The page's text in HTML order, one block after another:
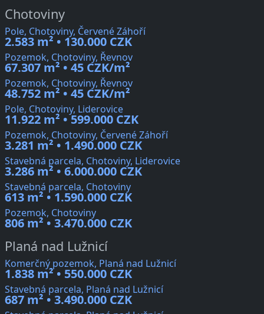
Chotoviny
Pole, Chotoviny, Červené Záhoří
2.583 m² • 130.000 CZK
Pozemok, Chotoviny, Řevnov
67.307 m² • 45 CZK/m²
Pozemok, Chotoviny, Řevnov
48.752 m² • 45 CZK/m²
Pole, Chotoviny, Liderovice
11.922 m² • 599.000 CZK
Pozemok, Chotoviny, Červené Záhoří
3.281 m² • 1.490.000 CZK
Stavebná parcela, Chotoviny, Liderovice
3.286 m² • 6.000.000 CZK
Stavebná parcela, Chotoviny
613 m² • 1.590.000 CZK
Pozemok, Chotoviny
806 m² • 3.470.000 CZK
Planá nad Lužnicí
Komerčný pozemok, Planá nad Lužnicí
1.838 m² • 550.000 CZK
Stavebná parcela, Planá nad Lužnicí
687 m² • 3.490.000 CZK